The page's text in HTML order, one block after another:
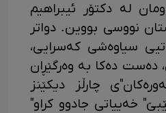
لە دکتۆر ئیبراهیم
نووسی بووین. دواتر
سیاوه‌شی که‌سرایی،
ده‌ست ده‌کا به‌ وه‌رگێڕان
چارڵز دیکێنز
خه‌ییاتی جادوو کراو"